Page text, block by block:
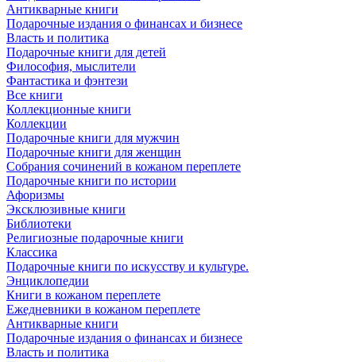
Антикварные книги
Подарочные издания о финансах и бизнесе
Власть и политика
Подарочные книги для детей
Философия, мыслители
Фантастика и фэнтези
Все книги
Коллекционные книги
Коллекции
Подарочные книги для мужчин
Подарочные книги для женщин
Собрания сочинений в кожаном переплете
Подарочные книги по истории
Афоризмы
Эксклюзивные книги
Библиотеки
Религиозные подарочные книги
Классика
Подарочные книги по искусству и культуре.
Энциклопедии
Книги в кожаном переплете
Ежедневники в кожаном переплете
Антикварные книги
Подарочные издания о финансах и бизнесе
Власть и политика